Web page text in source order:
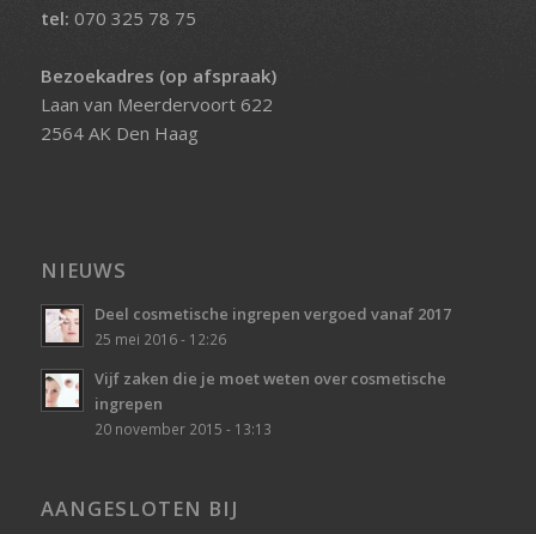
tel: 070 325 78 75
Bezoekadres (op afspraak)
Laan van Meerdervoort 622
2564 AK Den Haag
NIEUWS
Deel cosmetische ingrepen vergoed vanaf 2017
25 mei 2016 - 12:26
Vijf zaken die je moet weten over cosmetische
ingrepen
20 november 2015 - 13:13
AANGESLOTEN BIJ